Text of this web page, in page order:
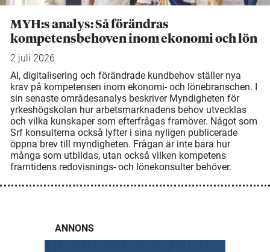
MYH:s analys: Så förändras
kompetensbehoven inom ekonomi och lön
2 juli 2026
AI, digitalisering och förändrade kundbehov ställer nya
krav på kompetensen inom ekonomi- och lönebranschen. I
sin senaste områdesanalys beskriver Myndigheten för
yrkeshögskolan hur arbetsmarknadens behov utvecklas
och vilka kunskaper som efterfrågas framöver. Något som
Srf konsulterna också lyfter i sina nyligen publicerade
öppna brev till myndigheten. Frågan är inte bara hur
många som utbildas, utan också vilken kompetens
framtidens redovisnings- och lönekonsulter behöver.
ANNONS